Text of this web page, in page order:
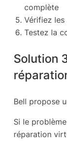
complète
Vérifiez les
Testez la
Solution
Bell propose
Si le
réparation